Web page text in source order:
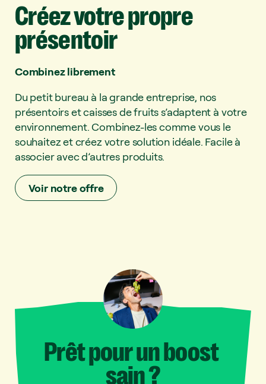
Créezvotrepropre
présentoir
Combinez librement
Du petit bureau à la grande entreprise, nos
présentoirs et caisses de fruits s’adaptent à votre
environnement. Combinez-les comme vous le
souhaitez et créez votre solution idéale. Facile à
associer avec d’autres produits.
Voir notre offre
Prêtpourunboost
sain?